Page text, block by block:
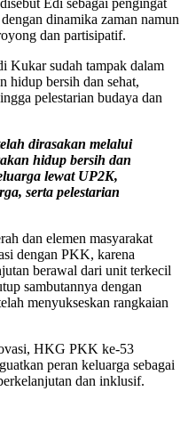
dinamika zaman namun
dan partisipatif.
Kukar sudah tampak dalam
hidup bersih dan sehat,
pelestarian budaya dan
dirasakan melalui
hidup bersih dan
lewat UP2K,
serta pelestarian
dan elemen masyarakat
dengan PKK, karena
berawal dari unit terkecil
sambutannya dengan
menyukseskan rangkaian
HKG PKK ke-53
peran keluarga sebagai
dan inklusif.